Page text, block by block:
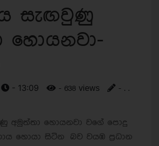
සැඟවුණු
හොයනවා-
- 13:09 - 638 views - . .
අමුත්තා හොයනවා වගේ පොදු
හොයා සිටින බව වයඹ ප්‍රධාන